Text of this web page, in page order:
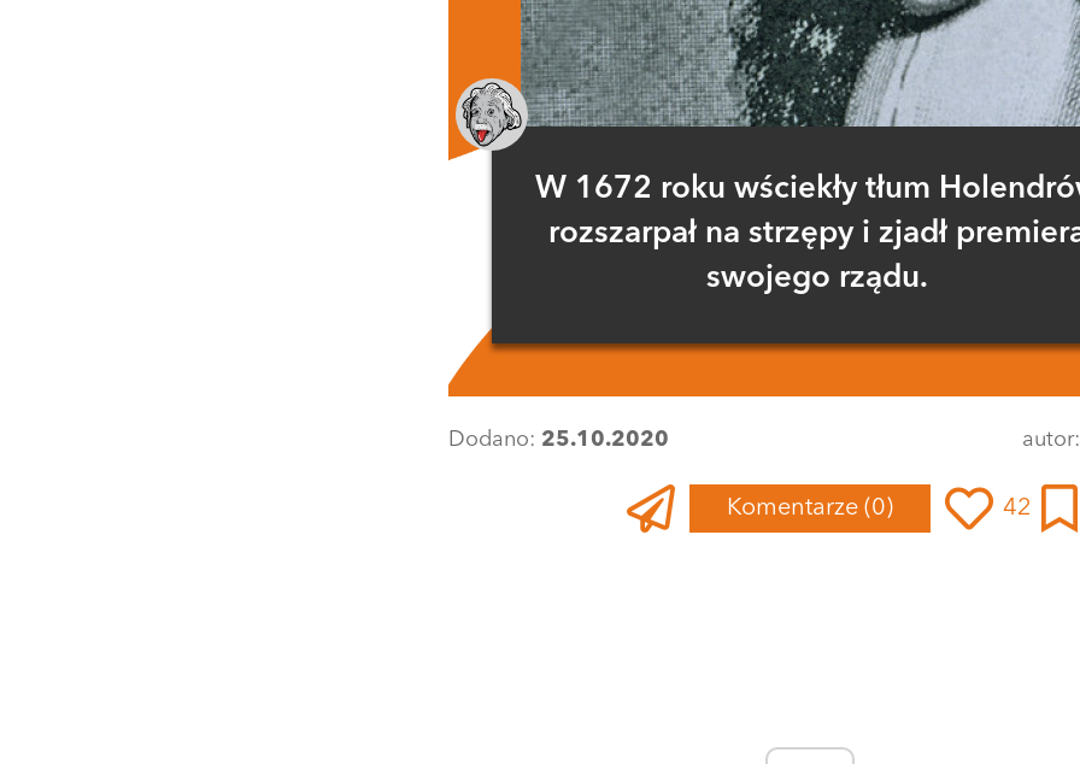
W 1672 roku wściekły tłum
rozszarpał na strzępy i zjadł
swojego rządu.
Dodano: 25.10.2020
Komentarze (0) 42